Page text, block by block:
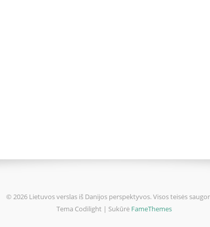
© 2026 Lietuvos verslas iš Danijos perspektyvos. Visos teisės
Tema Codilight | Sukūrė FameThemes